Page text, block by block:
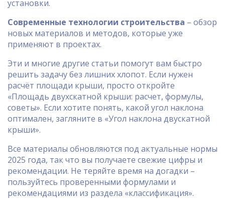
установки.
Современные технологии строительства – обзор
новых материалов и методов, которые уже
применяют в проектах.
Эти и многие другие статьи помогут вам быстро
решить задачу без лишних хлопот. Если нужен
расчёт площади крыши, просто откройте
«Площадь двухскатной крыши: расчет, формулы,
советы». Если хотите понять, какой угол наклона
оптимален, загляните в «Угол наклона двускатной
крыши».
Все материалы обновляются под актуальные нормы
2025 года, так что вы получаете свежие цифры и
рекомендации. Не теряйте время на догадки –
пользуйтесь проверенными формулами и
рекомендациями из раздела «классификация».